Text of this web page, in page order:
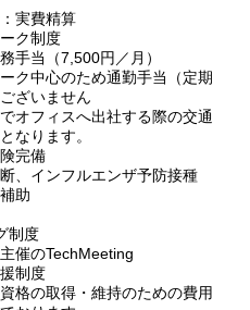
実費精算
ク制度
手当（7,500円／月）
ク中心のため通勤手当（定期
ざいません
オフィスへ出社する際の交通
なります。
完備
、インフルエンザ予防接種
助
制度
催のTechMeeting
制度
格の取得・維持のための費用